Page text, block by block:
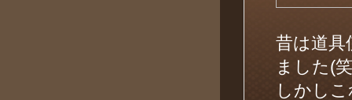
昔は道具
ました(
しかし